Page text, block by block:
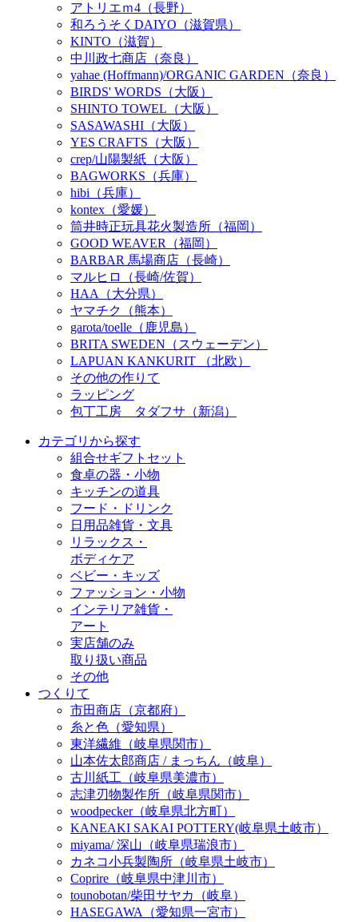
アトリエｍ4（長野）
和ろうそくDAIYO（滋賀県）
KINTO（滋賀）
中川政七商店（奈良）
yahae (Hoffmann)/ORGANIC GARDEN（奈良）
BIRDS' WORDS（大阪）
SHINTO TOWEL（大阪）
SASAWASHI（大阪）
YES CRAFTS（大阪）
crep/山陽製紙（大阪）
BAGWORKS（兵庫）
hibi（兵庫）
kontex（愛媛）
筒井時正玩具花火製造所（福岡）
GOOD WEAVER（福岡）
BARBAR 馬場商店（長崎）
マルヒロ（長崎/佐賀）
HAA（大分県）
ヤマチク（熊本）
garota/toelle（鹿児島）
BRITA SWEDEN（スウェーデン）
LAPUAN KANKURIT （北欧）
その他の作りて
ラッピング
包丁工房 タダフサ（新潟）
カテゴリから探す
組合せギフトセット
食卓の器・小物
キッチンの道具
フード・ドリンク
日用品雑貨・文具
リラックス・
ボディケア
ベビー・キッズ
ファッション・小物
インテリア雑貨・
アート
実店舗のみ
取り扱い商品
その他
つくりて
市田商店（京都府）
糸と色（愛知県）
東洋繊維（岐阜県関市）
山本佐太郎商店 / まっちん（岐阜）
古川紙工（岐阜県美濃市）
志津刃物製作所（岐阜県関市）
woodpecker（岐阜県北方町）
KANEAKI SAKAI POTTERY(岐阜県土岐市）
miyama/ 深山（岐阜県瑞浪市）
カネコ小兵製陶所（岐阜県土岐市）
Coprire（岐阜県中津川市）
tounobotan/柴田サヤカ（岐阜）
HASEGAWA（愛知県一宮市）